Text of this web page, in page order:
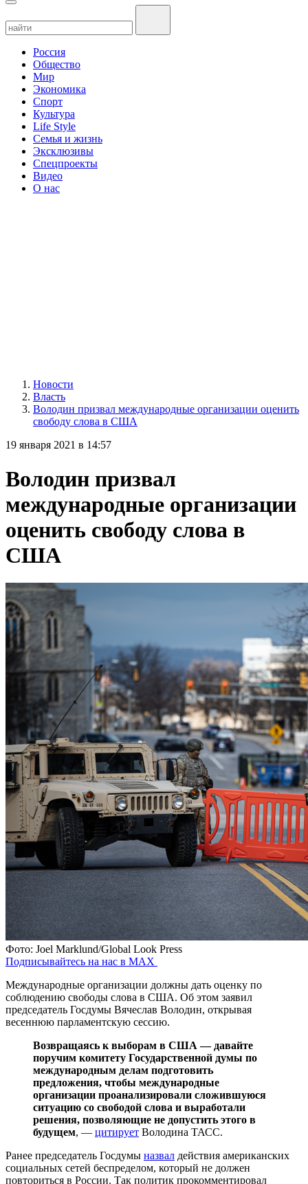
Россия
Общество
Мир
Экономика
Спорт
Культура
Life Style
Семья и жизнь
Эксклюзивы
Спецпроекты
Видео
О нас
Новости
Власть
Володин призвал международные организации оценить
свободу слова в США
19 января 2021 в 14:57
Володин призвал
международные организации
оценить свободу слова в
США
Фото: Joel Marklund/Global Look Press
Подписывайтесь на нас в MAX
Международные организации должны дать оценку по
соблюдению свободы слова в США. Об этом заявил
председатель Госдумы Вячеслав Володин, открывая
весеннюю парламентскую сессию.
Возвращаясь к выборам в США — давайте
поручим комитету Государственной думы по
международным делам подготовить
предложения, чтобы международные
организации проанализировали сложившуюся
ситуацию со свободой слова и выработали
решения, позволяющие не допустить этого в
будущем, — цитирует Володина ТАСС.
Ранее председатель Госдумы назвал действия американских
социальных сетей беспределом, который не должен
повториться в России. Так политик прокомментировал